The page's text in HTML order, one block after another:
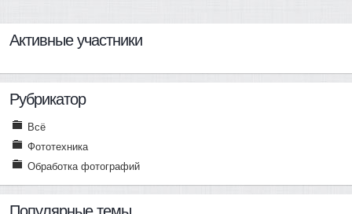
Активные участники
Рубрикатор
Всё
Фототехника
Обработка фотографий